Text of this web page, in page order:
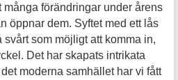
många förändringar under årens
öppnar dem. Syftet med ett lås
svårt som möjligt att komma in,
Det har skapats intrikata
moderna samhället har vi fått